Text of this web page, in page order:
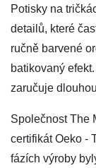
Potisky na
detailů, které
ručně barvené
batikovaný
zaručuje
Společnost The
certifikát Oeko -
fázích výroby